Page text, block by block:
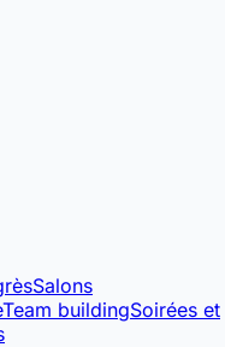
Salons
Team buildingSoirées et